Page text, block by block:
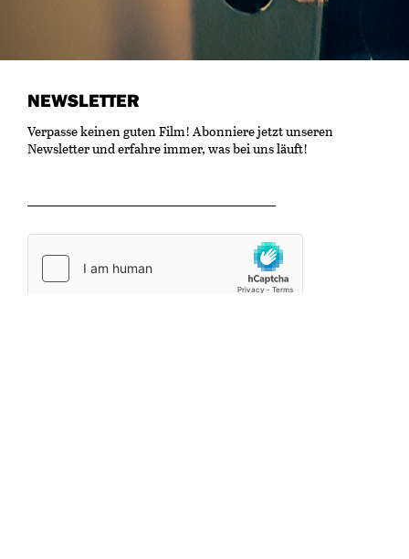
NEWSLETTER
Verpasse keinen guten Film! Abonniere jetzt unseren
Newsletter und erfahre immer, was bei uns läuft!